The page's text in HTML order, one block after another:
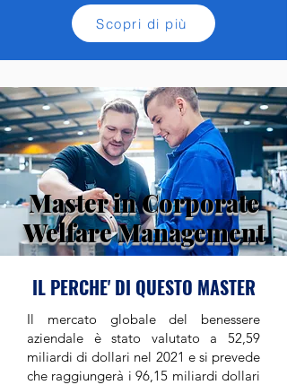
Scopri di più
Master in Corporate
Welfare Management
IL PERCHE' DI QUESTO MASTER
Il mercato globale del benessere
aziendale è stato valutato a 52,59
miliardi di dollari nel 2021 e si prevede
che raggiungerà i 96,15 miliardi dollari